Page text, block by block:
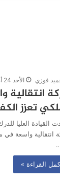
فوزي الأحد 24 أغسطس 2025
تعزز
انتقالية واسعة
القراءة »